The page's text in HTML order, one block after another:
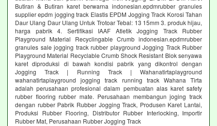
Butiran & Butiran karet berwarna indonesian.epdmrubber granules
supplier epdm jogging track Elastis EPDM Jogging Track Korosi Tahan
Daur Ulang Daur Ulang Untuk Trotoar Tebal: 13 15mm 3. produk hijau,
harga pabrik 4. Sertifikasi IAAF Atletik Jogging Track Rubber
Playground Material Recyclingable Crumb indonesian.epdmrubber
granules sale jogging track rubber playground Jogging Track Rubber
Playground Material Recyclable Crumb Shock Resistant Blok senyawa
karet diproduksi di bawah kondisi pabrik yang dikontrol dengan
Jogging Track | Running Track | Wahanatirtaplayground
wahanatirtaplayground jogging track running track Wahana Tirta
adalah perusahaan profesional dalam pembuatan alas karet safety
rubber flooring rubber mate. Perusahaan membangun joging track
dengan rubber Pabrik Rubber Jogging Track, Produsen Karet Lantai,
Produksi Rubber Flooring, Distributor Rubber Interlocking, Importir
Rubber Mat, Perusahaan Rubber Jogging Track